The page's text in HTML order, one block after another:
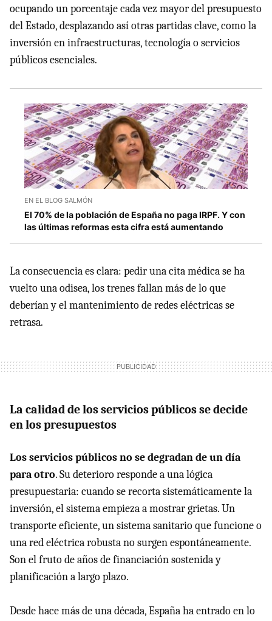
ocupando un porcentaje cada vez mayor del presupuesto
del Estado, desplazando así otras partidas clave, como la
inversión en infraestructuras, tecnología o servicios
públicos esenciales.
EN EL BLOG SALMÓN
El 70% de la población de España no paga IRPF. Y con
las últimas reformas esta cifra está aumentando
La consecuencia es clara: pedir una cita médica se ha
vuelto una odisea, los trenes fallan más de lo que
deberían y el mantenimiento de redes eléctricas se
retrasa.
La calidad de los servicios públicos se decide
en los presupuestos
Los servicios públicos no se degradan de un día
para otro. Su deterioro responde a una lógica
presupuestaria: cuando se recorta sistemáticamente la
inversión, el sistema empieza a mostrar grietas. Un
transporte eficiente, un sistema sanitario que funcione o
una red eléctrica robusta no surgen espontáneamente.
Son el fruto de años de financiación sostenida y
planificación a largo plazo.
Desde hace más de una década, España ha entrado en lo